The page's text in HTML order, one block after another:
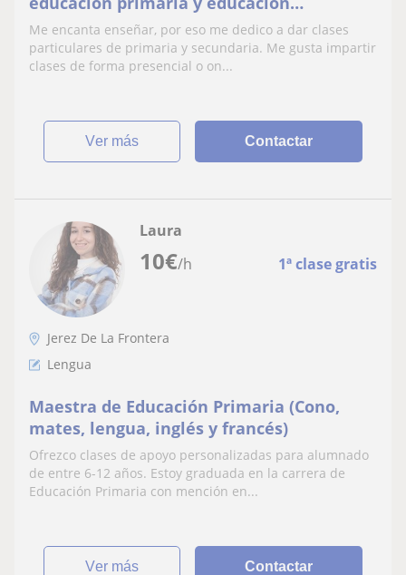
secundaria
Me encanta enseñar, por eso me dedico a dar clases
particulares de primaria y secundaria. Me gusta impartir
clases de forma presencial o on...
ver más Contactar
10€/h 1ª clase gratis
Laura
Jerez De La Frontera
Lengua
Maestra de Educación Primaria (Cono,
mates, lengua, inglés y francés)
Ofrezco clases de apoyo personalizadas para alumnado
de entre 6-12 años. Estoy graduada en la carrera de
Educación Primaria con mención en...
ver más Contactar